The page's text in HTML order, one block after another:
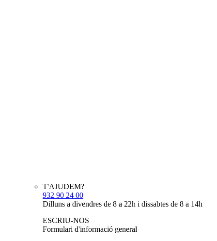
T'AJUDEM?
932 90 24 00
Dilluns a divendres de 8 a 22h i dissabtes de 8 a 14h
ESCRIU-NOS
Formulari d'informació general